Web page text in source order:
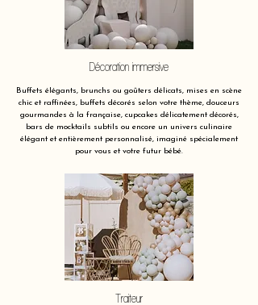
Décoration immersive
Buffets élégants, brunchs ou goûters délicats, mises en scène
chic et raffinées, buffets décorés selon votre thème, douceurs
gourmandes à la française, cupcakes délicatement décorés,
bars de mocktails subtils ou encore un univers culinaire
élégant et entièrement personnalisé, imaginé spécialement
pour vous et votre futur bébé.
Traiteur